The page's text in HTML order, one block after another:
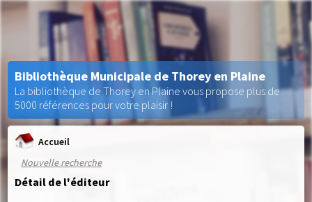
Accueil
Nouvelle recherche
Détail de l'éditeur
Bibliothèque Municipale de Thorey en Plaine
La bibliothèque de Thorey en Plaine vous propose plus de
5000 références pour votre plaisir !